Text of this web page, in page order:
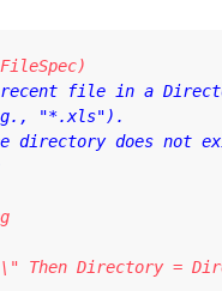
recent file in a
"*.xls").
directory does not
Then Directory =